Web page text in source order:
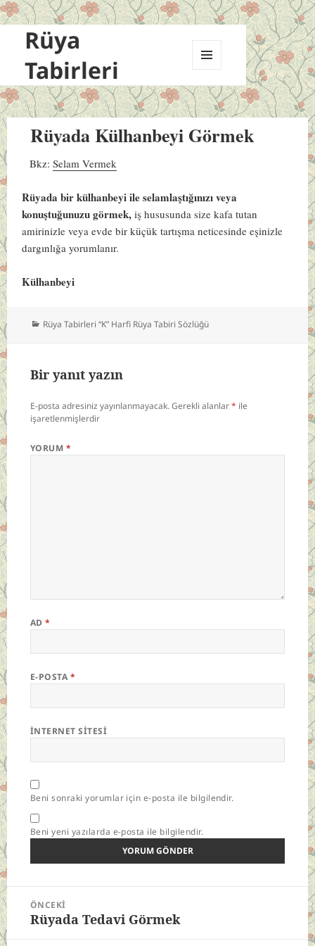
Rüya
Tabirleri
VE
BILEŞENLER
Rüyada Külhanbeyi Görmek
Bkz:Selam Vermek
Rüyada bir külhanbeyi ile selamlaştığınızı veya
konuştuğunuzu görmek, iş hususunda size kafa tutan
amirinizle veya evde bir küçük tartışma neticesinde eşinizle
dargınlığa yorumlanır.
Külhanbeyi
Kategoriler
Rüya Tabirleri “K” Harfi Rüya Tabiri Sözlüğü
Bir yanıt yazın
E-posta adresiniz yayınlanmayacak.Gerekli alanlar* ile
işaretlenmişlerdir
YORUM *
AD*
E-POSTA *
İNTERNET SITESI
Beni sonraki yorumlar için e-posta ile bilgilendir.
Beni yeni yazılarda e-posta ile bilgilendir.
Yazı
gezinmesi
ÖNCEKI
Önceki
Rüyada Tedavi Görmek